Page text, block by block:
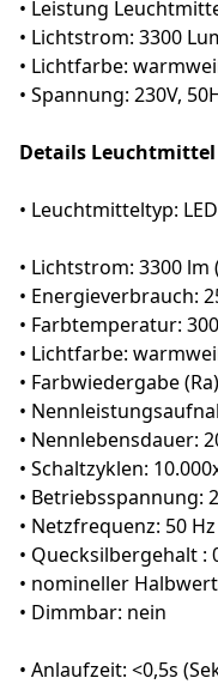
• Leistung
• Lichtstrom: 3300
• Lichtfarbe:
• Spannung: 230V,
Details Leuchtmittel
• Leuchtmitteltyp: LED
• Lichtstrom: 3300 lm
• Energieverbrauch:
• Farbtemperatur:
• Lichtfarbe:
• Farbwiedergabe
•
• Nennlebensdauer:
• Schaltzyklen:
• Betriebsspannung:
• Netzfrequenz: 50
• Quecksilbergehalt
• nomineller
• Dimmbar: nein
• Anlaufzeit: <0,5s